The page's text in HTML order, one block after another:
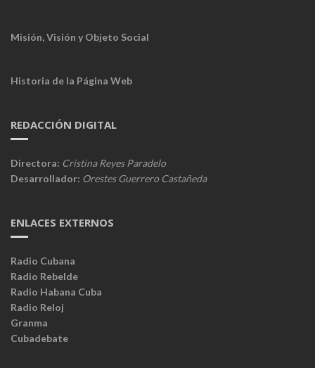
Misión, Visión y Objeto Social
Historia de la Página Web
REDACCIÓN DIGITAL
Directora: Cristina Reyes Paradelo
Desarrollador: Orestes Guerrero Castañeda
ENLACES EXTERNOS
Radio Cubana
Radio Rebelde
Radio Habana Cuba
Radio Reloj
Granma
Cubadebate